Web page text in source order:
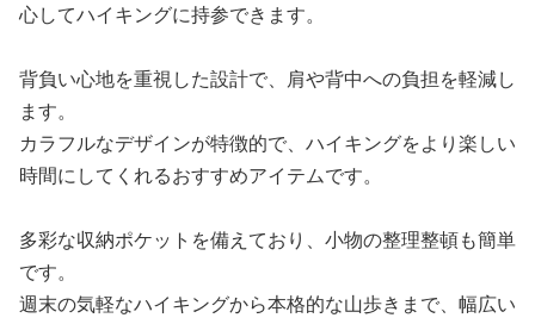
心してハイキングに持参できます。
背負い心地を重視した設計で、肩や背中への負担を軽減し
ます。
カラフルなデザインが特徴的で、ハイキングをより楽しい
時間にしてくれるおすすめアイテムです。
多彩な収納ポケットを備えており、小物の整理整頓も簡単
です。
週末の気軽なハイキングから本格的な山歩きまで、幅広い